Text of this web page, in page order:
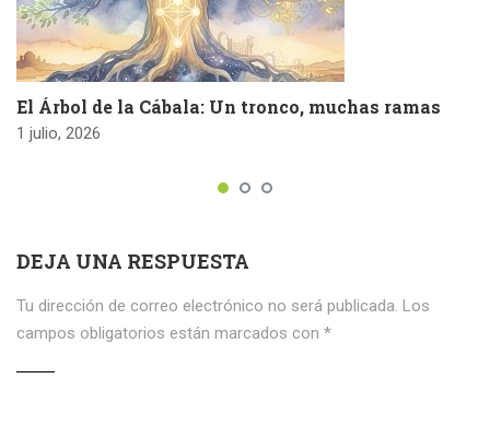
El Árbol de la Cábala: Un tronco, muchas ramas
1 julio, 2026
DEJA UNA RESPUESTA
Tu dirección de correo electrónico no será publicada. Los
campos obligatorios están marcados con *